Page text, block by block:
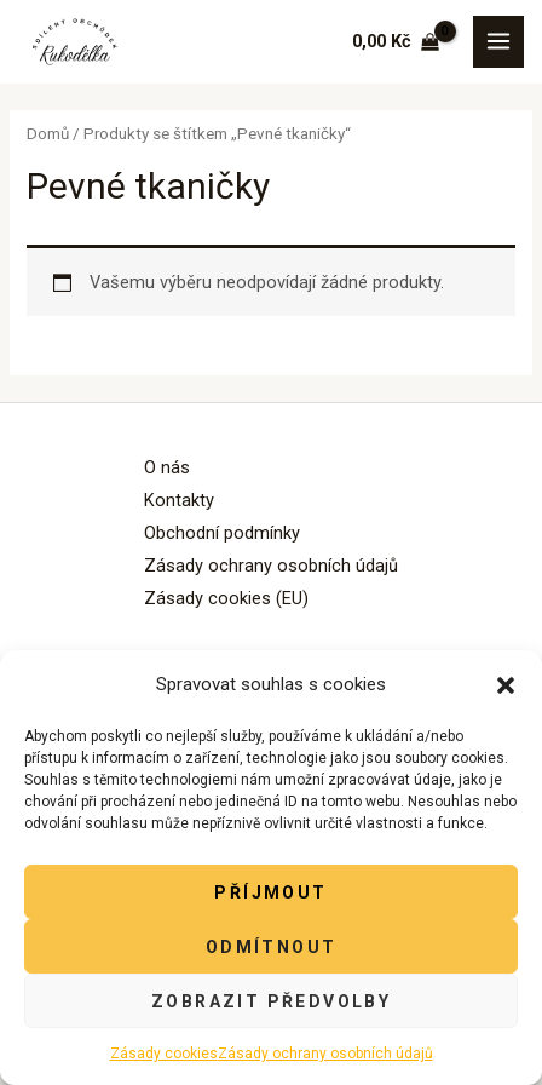
Spravovat souhlas s cookies
Abychom poskytli co nejlepší služby, používáme k ukládání a/nebo
přístupu k informacím o zařízení, technologie jako jsou soubory cookies.
Souhlas s těmito technologiemi nám umožní zpracovávat údaje, jako je
chování při procházení nebo jedinečná ID na tomto webu. Nesouhlas nebo
odvolání souhlasu může nepříznivě ovlivnit určité vlastnosti a funkce.
PŘÍJMOUT
ODMÍTNOUT
ZOBRAZIT PŘEDVOLBY
Zásady cookiesZásady ochrany osobních údajů
Přeskočit
0,00 Kč
Domů / Produkty se štítkem „Pevné tkaničky“
Pevné tkaničky
Vašemu výběru neodpovídají žádné produkty.
O nás
Kontakty
Obchodní podmínky
Zásady ochrany osobních údajů
Zásady cookies (EU)
Copyright © 2026 Rukodělka - Sdílený obchůdek.